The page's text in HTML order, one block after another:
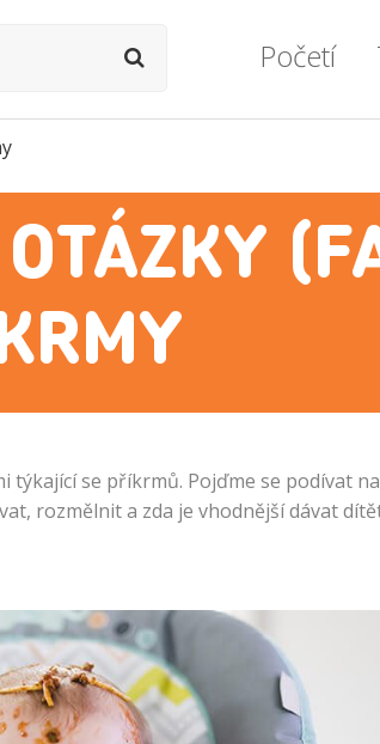
Početí
Ovulace
Vše o
Lékařské
týkající se příkrmů. Pojďme se podívat
rozmělnit a zda je vhodnější dávat